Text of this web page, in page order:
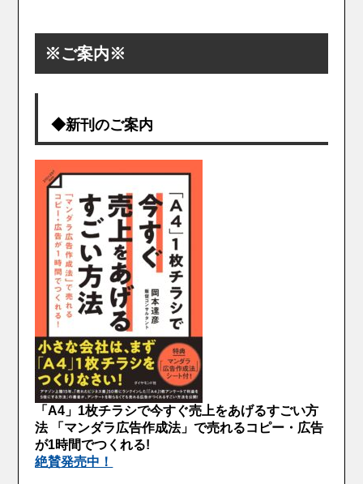
※ご案内※
◆新刊のご案内
「A4」1枚チラシで今すぐ売上をあげるすごい方
法 「マンダラ広告作成法」で売れるコピー・広告
が1時間でつくれる!
絶賛発売中！